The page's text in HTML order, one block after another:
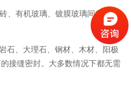
、有机玻璃、镀膜玻璃间的接缝
石、大理石、钢材、木材、阳极
接缝密封。大多数情况下都无需